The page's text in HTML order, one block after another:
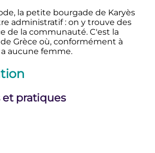
la petite bourgade de Karyès
administratif : on y trouve des
de la communauté. C'est la
Grèce où, conformément à
a aucune femme.
et pratiques